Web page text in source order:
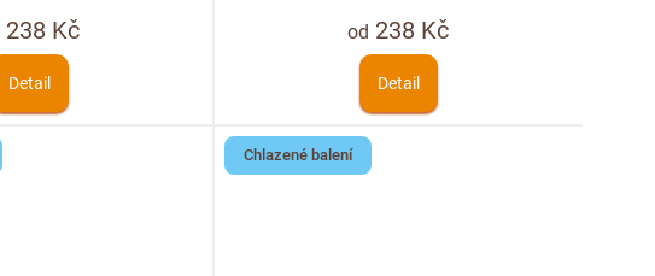
238 Kč
Detail
od 238 Kč
Detail
Chlazené balení